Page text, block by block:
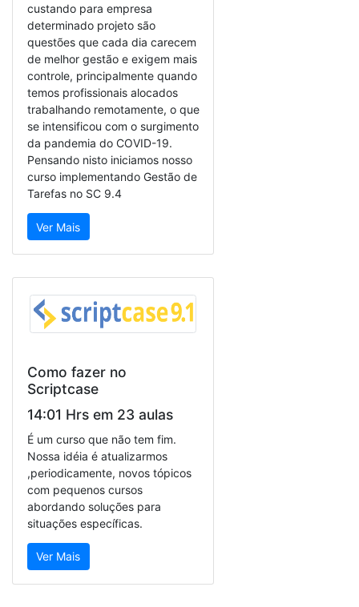
custando para empresa
determinado projeto são
questões que cada dia carecem
de melhor gestão e exigem mais
controle, principalmente quando
temos profissionais alocados
trabalhando remotamente, o que
se intensificou com o surgimento
da pandemia do COVID-19.
Pensando nisto iniciamos nosso
curso implementando Gestão de
Tarefas no SC 9.4
Ver Mais
Como fazer no
Scriptcase
14:01 Hrs em 23 aulas
É um curso que não tem fim.
Nossa idéia é atualizarmos
,periodicamente, novos tópicos
com pequenos cursos
abordando soluções para
situações específicas.
Ver Mais